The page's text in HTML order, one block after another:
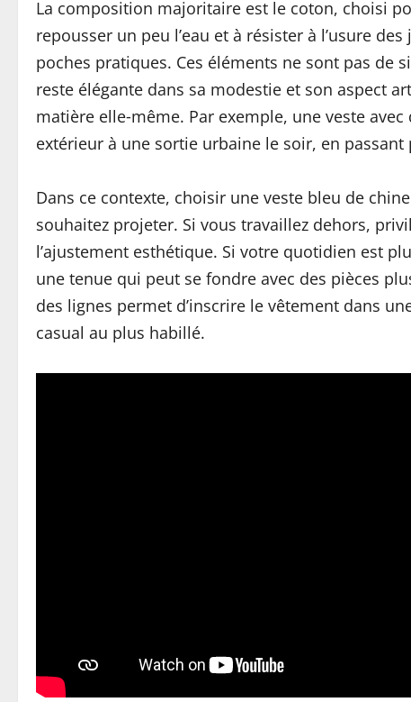
La composition majoritaire est le coton, choisi
repousser un peu l’eau et à résister à l’usure
poches pratiques. Ces éléments ne sont pas de
reste élégante dans sa modestie et son aspect
matière elle‑même. Par exemple, une veste
extérieur à une sortie urbaine le soir, en passant
Dans ce contexte, choisir une veste bleu de
souhaitez projeter. Si vous travaillez dehors,
l’ajustement esthétique. Si votre quotidien est
une tenue qui peut se fondre avec des pièces
des lignes permet d’inscrire le vêtement dans
casual au plus habillé.